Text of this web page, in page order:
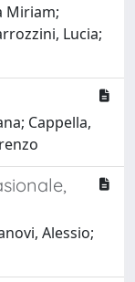
Miriam;
Lucia;
Cappella,
Alessio;